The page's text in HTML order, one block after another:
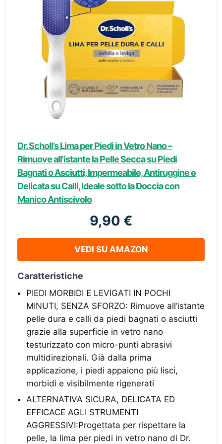
Dr. Scholl’s Lima per Piedi in Vetro Nano –
Rimuove all'istante la Pelle Secca su Piedi
Bagnati o Asciutti, Impermeabile, Antiruggine e
Delicata su Calli, Ideale sotto la Doccia con
Manico Antiscivolo
9,90 €
VEDI SU AMAZON
Caratteristiche
PIEDI MORBIDI E LEVIGATI IN POCHI
MINUTI, SENZA SFORZO: Rimuove all’istante
pelle dura e calli da piedi bagnati o asciutti
grazie alla superficie in vetro nano
testurizzato con micro-punti abrasivi
multidirezionali. Già dalla prima
applicazione, i piedi appaiono più lisci,
morbidi e visibilmente rigenerati
ALTERNATIVA SICURA, DELICATA ED
EFFICACE AGLI STRUMENTI
AGGRESSIVI:Progettata per rispettare la
pelle, la lima per piedi in vetro nano di Dr.